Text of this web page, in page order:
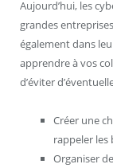
Aujourd’hui, les
grandes
également dans
apprendre à vos
d’éviter
Créer une
rappeler les
Organiser